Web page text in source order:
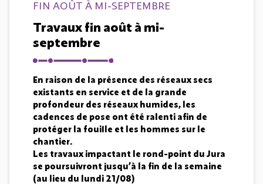
FIN AOÛT À MI-SEPTEMBRE
Travaux fin août à mi-
septembre
En raison de la présence des réseaux secs
existants en service et de la grande
profondeur des réseaux humides, les
cadences de pose ont été ralenti afin de
protéger la fouille et les hommes sur le
chantier.
Les travaux impactant le rond-point du Jura
se poursuivront jusqu’à la fin de la semaine
(au lieu du lundi 21/08)